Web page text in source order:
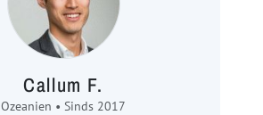
Callum F.
Ozeanien • Sinds 2017